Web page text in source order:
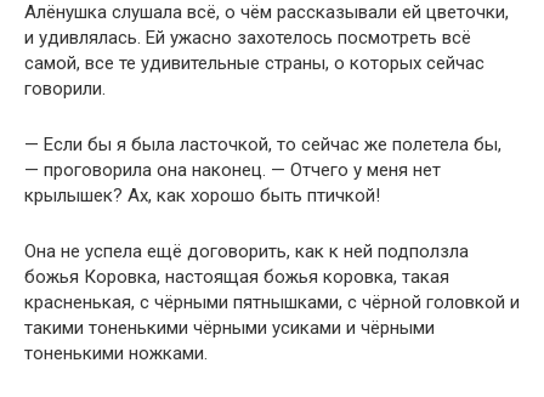
Алёнушка слушала всё, о чём рассказывали ей цветочки,
и удивлялась. Ей ужасно захотелось посмотреть всё
самой, все те удивительные страны, о которых сейчас
говорили.
— Если бы я была ласточкой, то сейчас же полетела бы,
— проговорила она наконец. — Отчего у меня нет
крылышек? Ах, как хорошо быть птичкой!
Она не успела ещё договорить, как к ней подползла
божья Коровка, настоящая божья коровка, такая
красненькая, с чёрными пятнышками, с чёрной головкой и
такими тоненькими чёрными усиками и чёрными
тоненькими ножками.